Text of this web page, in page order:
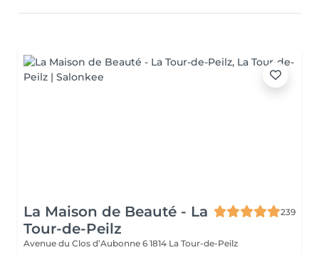
La Maison de Beauté - La
Tour-de-Peilz
239
Avenue du Clos d’Aubonne 6 1814 La Tour-de-Peilz